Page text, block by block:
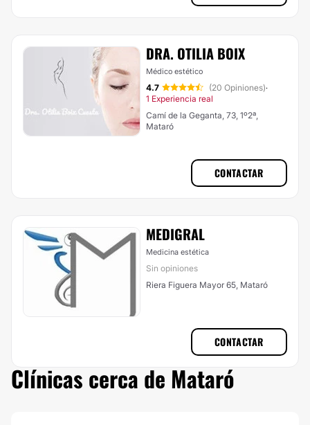
DRA. OTILIA BOIX
Médico estético
4.7 (20 Opiniones)·
1 Experiencia real
Camí de la Geganta, 73, 1º2ª,
Mataró
CONTACTAR
MEDIGRAL
Medicina estética
Sin opiniones
Riera Figuera Mayor 65, Mataró
CONTACTAR
Clínicas cerca de Mataró